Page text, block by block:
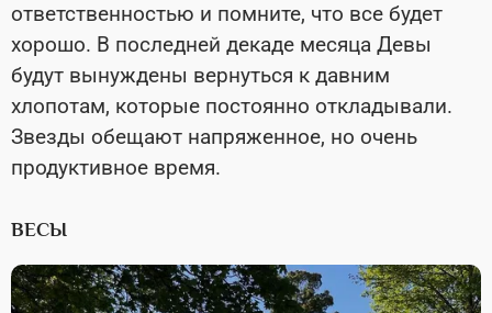
ответственностью и помните, что все будет
хорошо. В последней декаде месяца Девы
будут вынуждены вернуться к давним
хлопотам, которые постоянно откладывали.
Звезды обещают напряженное, но очень
продуктивное время.
ВЕСЫ